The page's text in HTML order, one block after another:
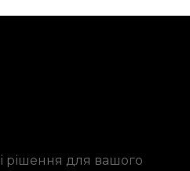
рішення для вашого